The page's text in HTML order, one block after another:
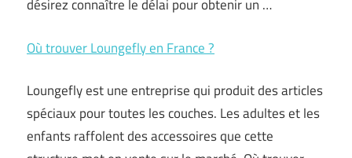
désirez connaître le délai pour obtenir un …
Où trouver Loungefly en France ?
Loungefly est une entreprise qui produit des articles
spéciaux pour toutes les couches. Les adultes et les
enfants raffolent des accessoires que cette